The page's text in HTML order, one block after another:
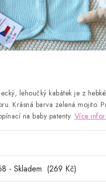
Obchodní podmínky
osobních údajů
Blog
lehoučký kabátek je z
Krásná barva zelená mojito.
na baby patenty. Více